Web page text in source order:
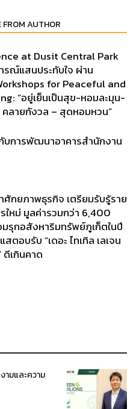
FROM AUTHOR
at Dusit Central Park
รณ์แสนประทับใจ ผ่าน
for Peaceful and
“อยู่เย็นเป็นสุข-หอมละมุน-
คลายกังวล – สุดหอมหวน”
บการพัฒนาอาคารสำนักงาน
ำศักยภาพธุรกิจ เตรียมรับรู้ราย
ใหม่ มูลค่ารวมกว่า 6,400
รุกอสังหาริมทรัพย์ภูเก็ตในปี
ตอบรับ “เดอะ ไทเทิล เลเจน
ดีเกินคาด
มและความ